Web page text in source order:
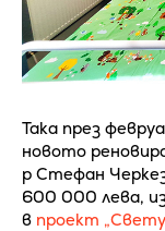
Така през
новото
р Стефан
600 000 лева,
в проект